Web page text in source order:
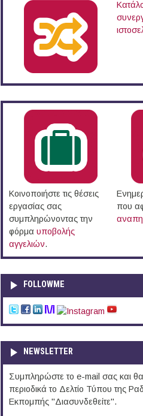
(Ν. Χαλκιδικής)
Κοινοποιήστε τις θέσεις
εργασίας σας
συμπληρώνοντας την
φόρμα υποβολής
αγγελιών.
που
FOLLOWME
NEWSLETTER
Συμπληρώστε το e-mail σας και
περιοδικά το Δελτίο Τύπου της
Εκπομπής "Διασυνδεθείτε".